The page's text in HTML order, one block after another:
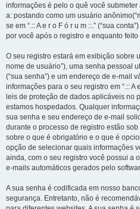
informações é pelo o quê você
a: postando como um usuário
se em “.:: A e r o F ó r u m ::.” (“sua
por você após o registro e enquanto
O seu registro estará em exibição sobre
nome de usuário”), uma senha pessoal
(“sua senha”) e um endereço de e-mail
informações para o seu registro em “.:: A
leis de proteção de dados aplicáveis no
estamos hospedados. Qualquer
sua senha e seu endereço de e-mail
durante o processo de registro estão sob
sobre o que é obrigatório e o que é
opção de selecionar quais informações
ainda, com o seu registro você possui a
e-mails automáticos gerados pelo
A sua senha é codificada em nosso
segurança. Entretanto, não é